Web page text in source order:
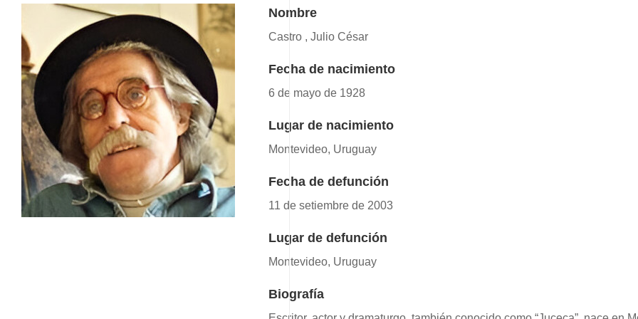
Nombre
Castro , Julio César
Fecha de nacimiento
6 de mayo de 1928
Lugar de nacimiento
Montevideo, Uruguay
Fecha de defunción
11 de setiembre de 2003
Lugar de defunción
Montevideo, Uruguay
Biografía